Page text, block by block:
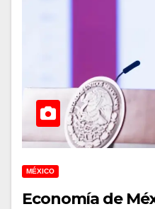
MÉXICO
Economía de